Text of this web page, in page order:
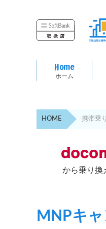
Home
ホーム
HOME 携帯乗
から乗り換
MNPキ